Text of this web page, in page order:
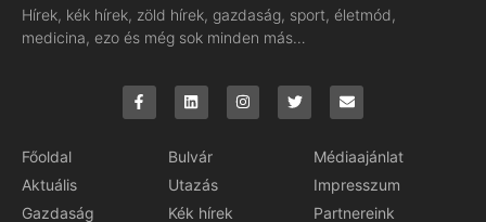
Hírek, kék hírek, zöld hírek, gazdaság, sport, életmód,
medicina, ezo és még sok minden más…
Főoldal
Aktuális
Gazdaság
Bulvár
Utazás
Kék hírek
Médiaajánlat
Impresszum
Partnereink